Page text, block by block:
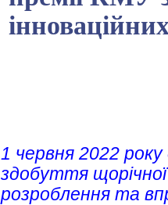
1 червня 2022
здобуття щорічної
розроблення та